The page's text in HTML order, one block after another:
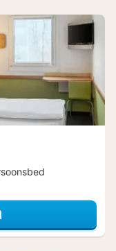
voor Beleef de